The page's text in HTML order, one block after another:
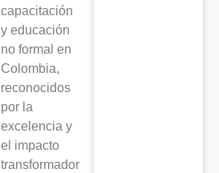
capacitación
y educación
no formal en
Colombia,
reconocidos
por la
excelencia y
el impacto
transformador